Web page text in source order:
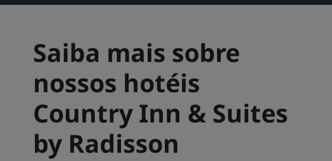
Saiba mais sobre
nossos hotéis
Country Inn & Suites
by Radisson